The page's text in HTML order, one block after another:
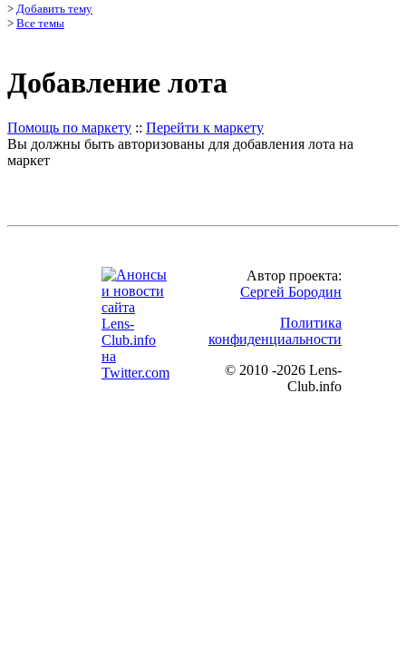
> Добавить тему
> Все темы
Добавление лота
Помощь по маркету :: Перейти к маркету
Вы должны быть авторизованы для добавления лота на
маркет
Автор проекта:
Сергей Бородин
Политика
конфиденциальности
© 2010 -2026 Lens-
Club.info